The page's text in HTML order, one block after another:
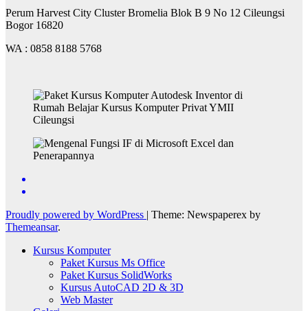
Perum Harvest City Cluster Bromelia Blok B 9 No 12 Cileungsi
Bogor 16820
WA : 0858 8188 5768
Proudly powered by WordPress | Theme: Newspaperex by
Themeansar.
Kursus Komputer
Paket Kursus Ms Office
Paket Kursus SolidWorks
Kursus AutoCAD 2D & 3D
Web Master